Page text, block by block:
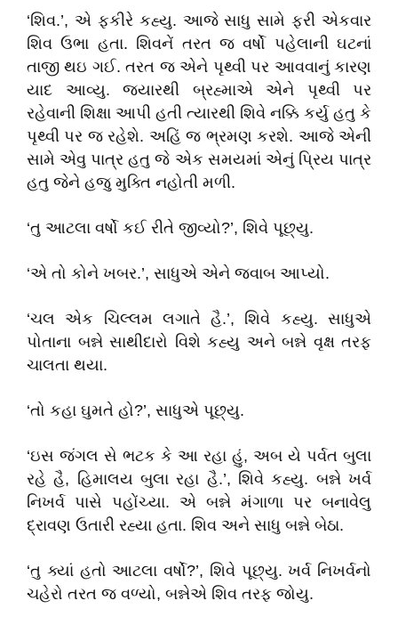
‘શિવ.’, એ ફકીરે કહ્યુ. આજે સાધુ સામે ફરી એકવાર
શિવ ઉભા હતા. શિવનેં તરત જ વર્ષો પહેલાની ઘટનાં
તાજી થઇ ગઈ. તરત જ એને પૃથ્વી પર આવવાનું કારણ
યાદ આવ્યુ. જ્યારથી બ્રહ્માએ એને પૃથ્વી પર
રહેવાની શિક્ષા આપી હતી ત્યારથી શિવે નક્કિ કર્યુ હતુ કે
પૃથ્વી પર જ રહેશે. અહિં જ ભ્રમણ કરશે. આજે એની
સામે એવુ પાત્ર હતુ જે એક સમયમાં એનું પ્રિય પાત્ર
હતુ જેને હજુ મુક્તિ નહોતી મળી.
‘તુ આટલા વર્ષો કઈ રીતે જીવ્યો?’, શિવે પૂછ્યુ.
‘એ તો કોને ખબર.’, સાધુએ એને જવાબ આપ્યો.
‘ચલ એક ચિલ્લમ લગાતે હૈ.’, શિવે કહ્યુ. સાધુએ
પોતાના બન્ને સાથીદારો વિશે કહ્યુ અને બન્ને વૃક્ષ તરફ
ચાલતા થયા.
‘તો કહા ઘુમતે હો?’, સાધુએ પૂછ્યુ.
‘ઇસ જંગલ સે ભટક કે આ રહા હું, અબ યે પર્વત બુલા
રહે હૈ, હિમાલય બુલા રહા હૈ.’, શિવે કહ્યુ. બન્ને ખર્વ
નિખર્વ પાસે પહોંચ્યા. એ બન્ને મંગાળા પર બનાવેલુ
દ્રાવણ ઉતારી રહ્યા હતા. શિવ અને સાધુ બન્ને બેઠા.
‘તુ ક્યાં હતો આટલા વર્ષો?’, શિવે પૂછ્યુ. ખર્વ નિખર્વનો
ચહેરો તરત જ વળ્યો, બન્નેએ શિવ તરફ જોયુ.